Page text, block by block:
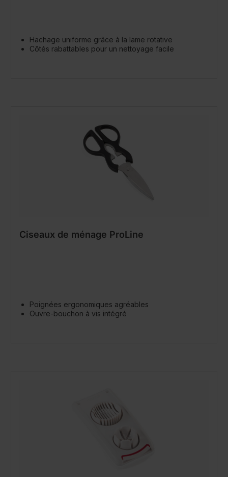
Hachage uniforme grâce à la lame rotative
Côtés rabattables pour un nettoyage facile
Ciseaux de ménage ProLine
Poignées ergonomiques agréables
Ouvre-bouchon à vis intégré